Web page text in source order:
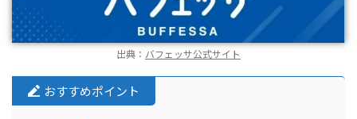
出典： バフェッサ公式サイト
おすすめポイント